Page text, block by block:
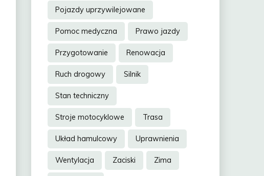
Pojazdy uprzywilejowane
Pomoc medyczna Prawo jazdy
Przygotowanie Renowacja
Ruch drogowy Silnik
Stan techniczny
Stroje motocyklowe Trasa
Układ hamulcowy Uprawnienia
Wentylacja Zaciski Zima